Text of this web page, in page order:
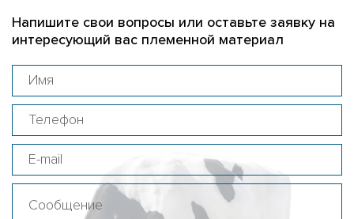
Напишите свои вопросы или оставьте заявку на
интересующий вас племенной материал